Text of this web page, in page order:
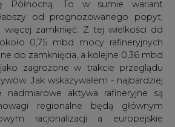
do zamknięcia, a kolejne 0,36 mbd
zagrożone w trakcie przeglądu
Jak wskazywałem - najbardziej
nadmiarowe aktywa rafineryjne są
regionalne będą głównym
racjonalizacji a europejskie
narażonych na degradację
Jednak słabsze aktywa znajdą
regionach. Najbardziej
to zwykle te mniejsze, mniej